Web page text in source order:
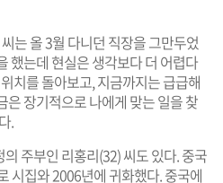
는 올 3월 다니던 직장을 그만두었
했는데 현실은 생각보다 더 어렵다
치를 돌아보고, 지금까지는 급급해
은 장기적으로 나에게 맞는 일을 찾
.
주부인 리홍리(32) 씨도 있다. 중국
시집와 2006년에 귀화했다. 중국에